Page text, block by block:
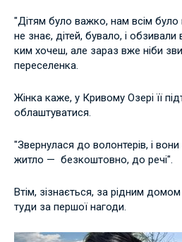
"Дітям було важко, нам всім було
не знає, дітей, бувало, і обзивали
ким хочеш, але зараз вже ніби
переселенка.
Жінка каже, у Кривому Озері її
облаштуватися.
"Звернулася до волонтерів, і
житло — безкоштовно, до речі".
Втім, зізнається, за рідним
туди за першої нагоди.